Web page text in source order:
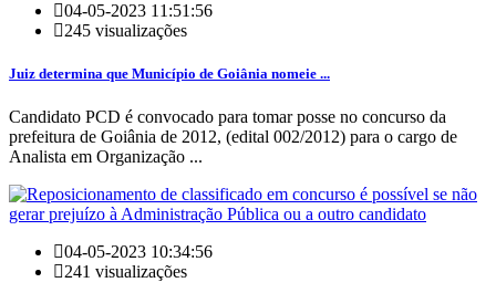
04-05-2023 11:51:56
245 visualizações
Juiz determina que Município de Goiânia nomeie ...
Candidato PCD é convocado para tomar posse no concurso da
prefeitura de Goiânia de 2012, (edital 002/2012) para o cargo de
Analista em Organização ...
04-05-2023 10:34:56
241 visualizações